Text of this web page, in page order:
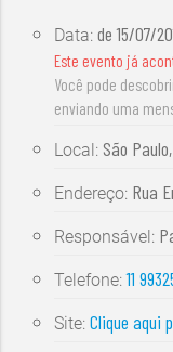
Data:de15/07/
Este evento já
Você pode
enviando uma
Local: São
Endereço: Rua
Responsável:
Telefone:11
Site:Clique aqui